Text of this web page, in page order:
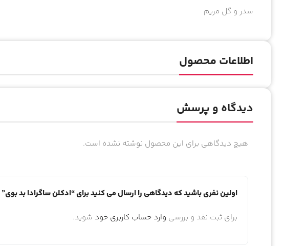
سدر و گل مریم
اطلاعات محصول
دیدگاه و پرسش
هیچ دیدگاهی برای این محصول نوشته نشده است.
اولین نفری باشید که دیدگاهی را ارسال می کنید برای “ادکلن ساگرادا بد بوی”
برای ثبت نقد و بررسی وارد حساب کاربری خود شوید.